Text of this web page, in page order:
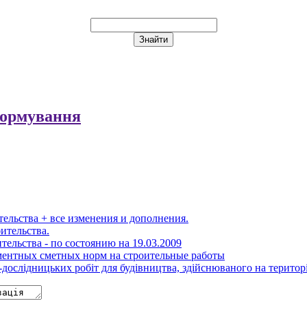
+ все изменения и дополнения.
- по состоянию на 19.03.2009
сметных норм на строительные работы
робіт для будівництва, здійснюваного на